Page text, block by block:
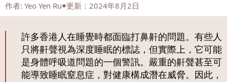
作者: Yeo Yen Ru 更新：2024年8月2日
許多香港人在睡覺時都面臨打鼻鼾的問題。有些人
只將鼾聲視為深度睡眠的標誌，但實際上，它可能
是身體呼吸道問題的一個警訊。嚴重的鼾聲甚至可
能導致睡眠窒息症，對健康構成潛在威脅。因此，